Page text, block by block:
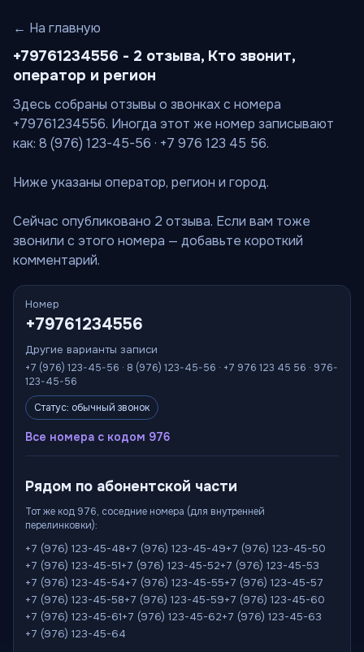
← На главную
+79761234556 - 2 отзыва, Кто звонит,
оператор и регион
Здесь собраны отзывы о звонках с номера
+79761234556. Иногда этот же номер записывают
как: 8 (976) 123-45-56 · +7 976 123 45 56.
Ниже указаны оператор, регион и город.
Сейчас опубликовано 2 отзыва. Если вам тоже
звонили с этого номера — добавьте короткий
комментарий.
Номер
+79761234556
Другие варианты записи
+7 (976) 123-45-56 · 8 (976) 123-45-56 · +7 976 123 45 56 · 976-
123-45-56
Статус: обычный звонок
Все номера с кодом 976
Рядом по абонентской части
Тот же код 976, соседние номера (для внутренней
перелинковки):
+7 (976) 123-45-48+7 (976) 123-45-49+7 (976) 123-45-50
+7 (976) 123-45-51+7 (976) 123-45-52+7 (976) 123-45-53
+7 (976) 123-45-54+7 (976) 123-45-55+7 (976) 123-45-57
+7 (976) 123-45-58+7 (976) 123-45-59+7 (976) 123-45-60
+7 (976) 123-45-61+7 (976) 123-45-62+7 (976) 123-45-63
+7 (976) 123-45-64